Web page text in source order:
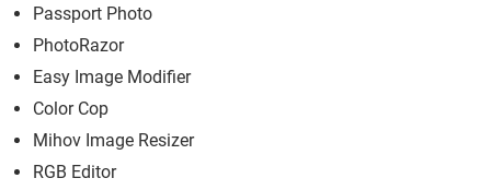
Passport Photo
PhotoRazor
Easy Image Modifier
Color Cop
Mihov Image Resizer
RGB Editor